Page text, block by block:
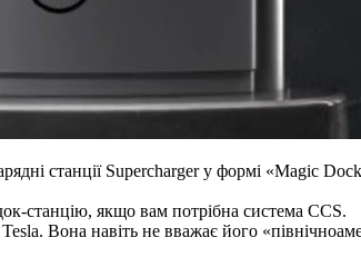
станції Supercharger у формі «Magic
станцію, якщо вам потрібна система CCS.
Вона навіть не вважає його